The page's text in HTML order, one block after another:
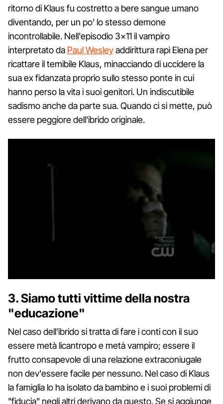
ritorno di Klaus fu costretto a bere sangue umano
diventando, per un po' lo stesso demone
incontrollabile. Nell'episodio 3×11 il vampiro
interpretato da Paul Wesleyaddirittura rapì Elena per
ricattare il temibile Klaus, minacciando di uccidere la
sua ex fidanzata proprio sullo stesso ponte in cui
hanno perso la vita i suoi genitori. Un indiscutibile
sadismo anche da parte sua. Quando ci si mette, può
essere peggiore dell'ibrido originale.
3. Siamo tutti vittime della nostra
"educazione"
Nel caso dell'ibrido si tratta di fare i conti con il suo
essere metà licantropo e metà vampiro; essere il
frutto consapevole di una relazione extraconiugale
non dev'essere facile per nessuno. Nel caso di Klaus
la famiglia lo ha isolato da bambino e i suoi problemi di
"fiducia" negli altri derivano da questo. Se si aggiunge